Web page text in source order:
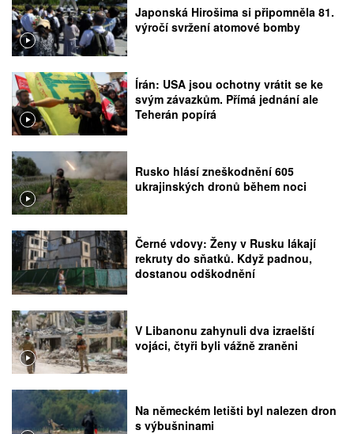
Japonská Hirošima si připomněla 81.
výročí svržení atomové bomby
Írán: USA jsou ochotny vrátit se ke
svým závazkům. Přímá jednání ale
Teherán popírá
Rusko hlásí zneškodnění 605
ukrajinských dronů během noci
Černé vdovy: Ženy v Rusku lákají
rekruty do sňatků. Když padnou,
dostanou odškodnění
V Libanonu zahynuli dva izraelští
vojáci, čtyři byli vážně zraněni
Na německém letišti byl nalezen dron
s výbušninami